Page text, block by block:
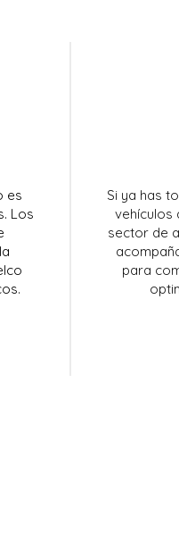
es
Los
Si ya has
vehículos
sector de
para